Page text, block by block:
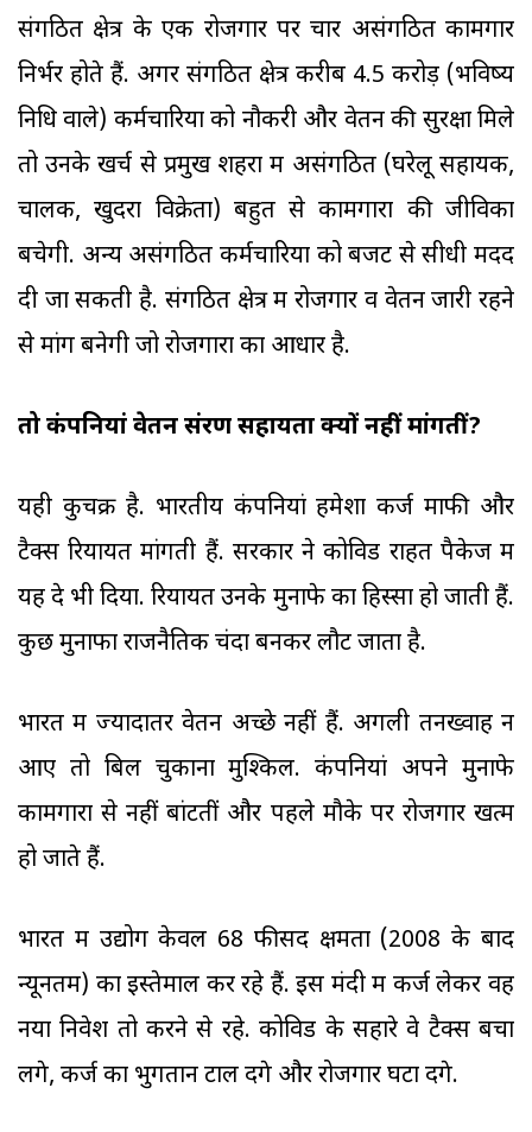
संगठित क्षेत्र के एक रोजगार पर चार असंगठित कामगार
निर्भर होते हैं. अगर संगठित क्षेत्र करीब 4.5 करोड़ (भविष्य
निधि वाले) कर्मचारियों को नौकरी और वेतन की सुरक्षा मिले
तो उनके खर्च से प्रमुख शहरों में असंगठित (घरेलू सहायक,
चालक, खुदरा विक्रेता) बहुत से कामगारों की जीविका
बचेगी. अन्य असंगठित कर्मचारियों को बजट से सीधी मदद
दी जा सकती है. संगठित क्षेत्र में रोजगार व वेतन जारी रहने
से मांग बनेगी जो रोजगारों का आधार है.
तो कंपनियां वेतन संरक्षण सहायता क्यों नहीं मांगतीं?
यही कुचक्र है. भारतीय कंपनियां हमेशा कर्ज माफी और
टैक्स रियायत मांगती हैं. सरकार ने कोविड राहत पैकेज में
यह दे भी दिया. रियायतें उनके मुनाफे का हिस्सा हो जाती हैं.
कुछ मुनाफा राजनैतिक चंदा बनकर लौट जाता है.
भारत में ज्यादातर वेतन अच्छे नहीं हैं. अगली तनख्वाह न
आए तो बिल चुकाना मुश्किल. कंपनियां अपने मुनाफे
कामगारों से नहीं बांटतीं और पहले मौके पर रोजगार खत्म
हो जाते हैं.
भारत में उद्योग केवल 68 फीसद क्षमता (2008 के बाद
न्यूनतम) का इस्तेमाल कर रहे हैं. इस मंदी में कर्ज लेकर वह
नया निवेश तो करने से रहे. कोविड के सहारे वे टैक्स बचा
लेंगे, कर्ज का भुगतान टाल देंगे और रोजगार घटा देंगे.